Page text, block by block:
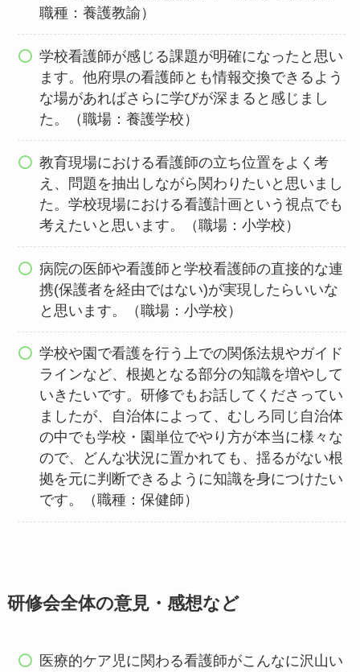
職種：養護教諭）
学校看護師が感じる課題が明確になったと思い
ます。他府県の看護師とも情報交換できるよう
な場があればさらに学びが深まると感じまし
た。（職場：養護学校）
教育現場における看護師の立ち位置をよく考
え、問題を抽出しながら関わりたいと思いまし
た。学校現場における看護計画という視点でも
考えたいと思います。（職場：小学校）
病院の医師や看護師と学校看護師の直接的な連
携(保護者を経由ではない)が実現したらいいな
と思います。（職場：小学校）
学校や園で看護を行う上での関係法規やガイド
ラインなど、根拠となる部分の知識を増やして
いきたいです。研修でもお話してくださってい
ましたが、自治体によって、むしろ同じ自治体
の中でも学校・園単位でやり方が本当に様々な
ので、どんな状況に置かれても、揺るがない根
拠を元に判断できるように知識を身につけたい
です。（職種：保健師）
研修会全体の意見・感想など
医療的ケア児に関わる看護師がこんなに沢山い